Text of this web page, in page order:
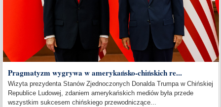
Pragmatyzm wygrywa w amerykańsko-chińskich re...
Wizyta prezydenta Stanów Zjednoczonych Donalda Trumpa w Chińskiej
Republice Ludowej, zdaniem amerykańskich mediów była przede
wszystkim sukcesem chińskiego przewodniczące...